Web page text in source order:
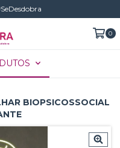
0
BIOPSICOSSOCIAL